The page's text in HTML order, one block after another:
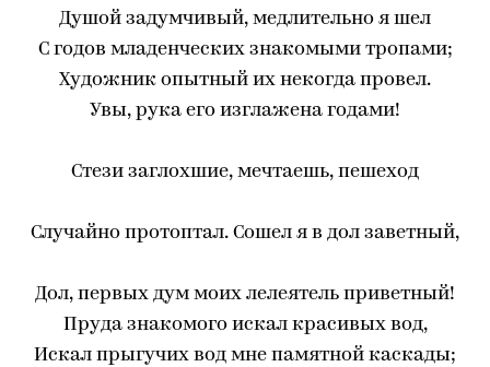
Душой задумчивый, медлительно я шел
С годов младенческих знакомыми тропами;
Художник опытный их некогда провел.
Увы, рука его изглажена годами!
Стези заглохшие, мечтаешь, пешеход
Случайно протоптал. Сошел я в дол заветный,
Дол, первых дум моих лелеятель приветный!
Пруда знакомого искал красивых вод,
Искал прыгучих вод мне памятной каскады;